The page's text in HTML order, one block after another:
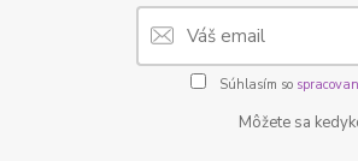
Súhlasím so
Môžete sa